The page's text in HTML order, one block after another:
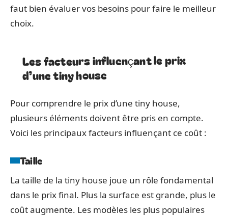
faut bien évaluer vos besoins pour faire le meilleur
choix.
Les facteurs influençant le prix
d’une tiny house
Pour comprendre le prix d’une tiny house,
plusieurs éléments doivent être pris en compte.
Voici les principaux facteurs influençant ce coût :
Taille
La taille de la tiny house joue un rôle fondamental
dans le prix final. Plus la surface est grande, plus le
coût augmente. Les modèles les plus populaires